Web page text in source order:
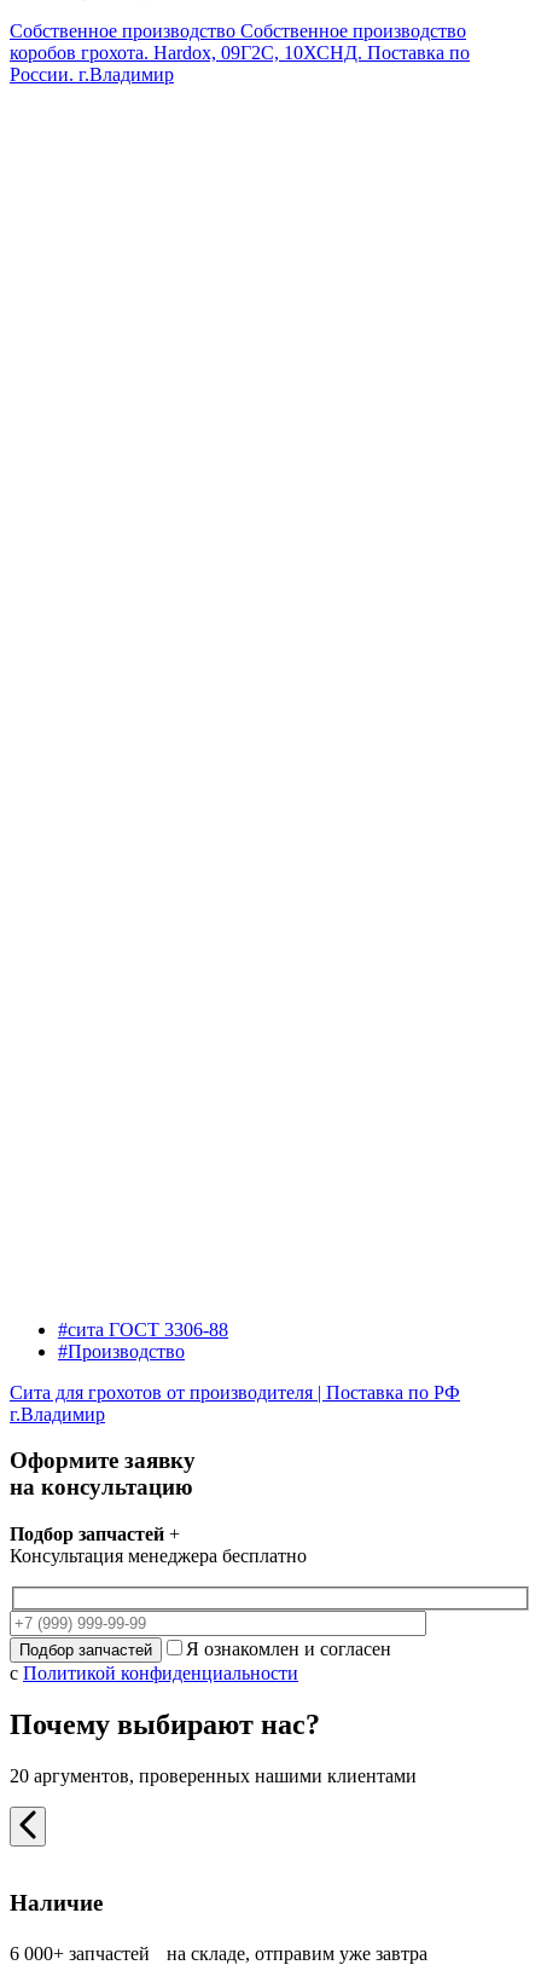
Собственное производство Собственное производство
коробов грохота. Hardox, 09Г2С, 10ХСНД. Поставка по
России. г.Владимир
#сита ГОСТ 3306-88
#Производство
Сита для грохотов от производителя | Поставка по РФ
г.Владимир
Оформите заявку
на консультацию
Подбор запчастей +
Консультация менеджера бесплатно
Я ознакомлен и согласен
с Политикой конфиденциальности
Почему выбирают нас?
20 аргументов, проверенных нашими клиентами
Наличие
6 000+ запчастей на складе, отправим уже завтра